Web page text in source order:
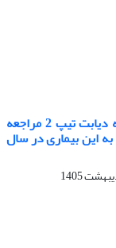
بررسی آگاهی، نگرش و عملکرد بیماران مبتلا به دیابت تیپ 2 مراجعه
این بیماری در سال